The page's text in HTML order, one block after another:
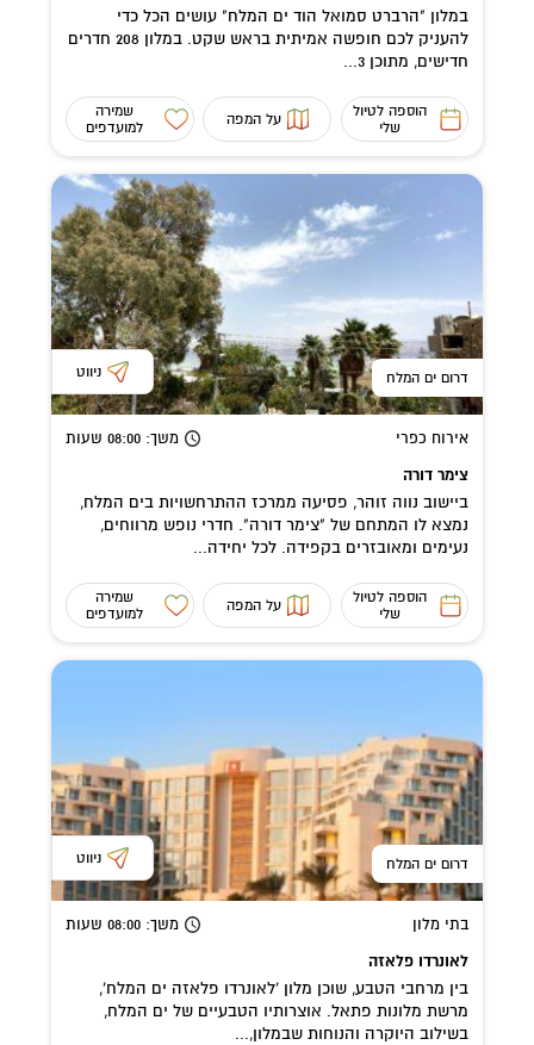
במלון "הרברט סמואל הוד ים המלח" עושים הכל כדי
להעניק לכם חופשה אמיתית בראש שקט. במלון 208 חדרים
חדישים, מתוכן 3...
הוספה לטיול
שלי
על המפה
שמירה
למועדפים
דרום ים המלח ניווט
אירוח כפרי משך: 08:00 שעות
צימר דורה
ביישוב נווה זוהר, פסיעה ממרכז ההתרחשויות בים המלח,
נמצא לו המתחם של "צימר דורה". חדרי נופש מרווחים,
נעימים ומאובזרים בקפידה. לכל יחידה...
הוספה לטיול
שלי
על המפה
שמירה
למועדפים
דרום ים המלח ניווט
בתי מלון משך: 08:00 שעות
לאונרדו פלאזה
בין מרחבי הטבע, שוכן מלון 'לאונרדו פלאזה ים המלח',
מרשת מלונות פתאל. אוצרותיו הטבעיים של ים המלח,
בשילוב היוקרה והנוחות שבמלון,...